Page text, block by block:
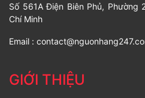
Số 561A Điện Biên Phủ, Phường
Chí Minh
Email :
GIỚI THIỆU